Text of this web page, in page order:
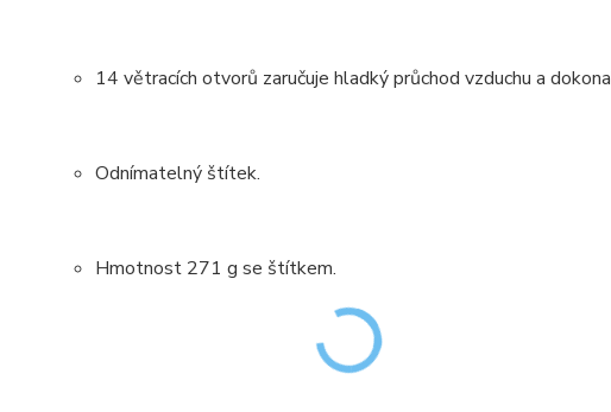
14 větracích otvorů zaručuje hladký průchod vzduchu a
Odnímatelný štítek.
Hmotnost 271 g se štítkem.